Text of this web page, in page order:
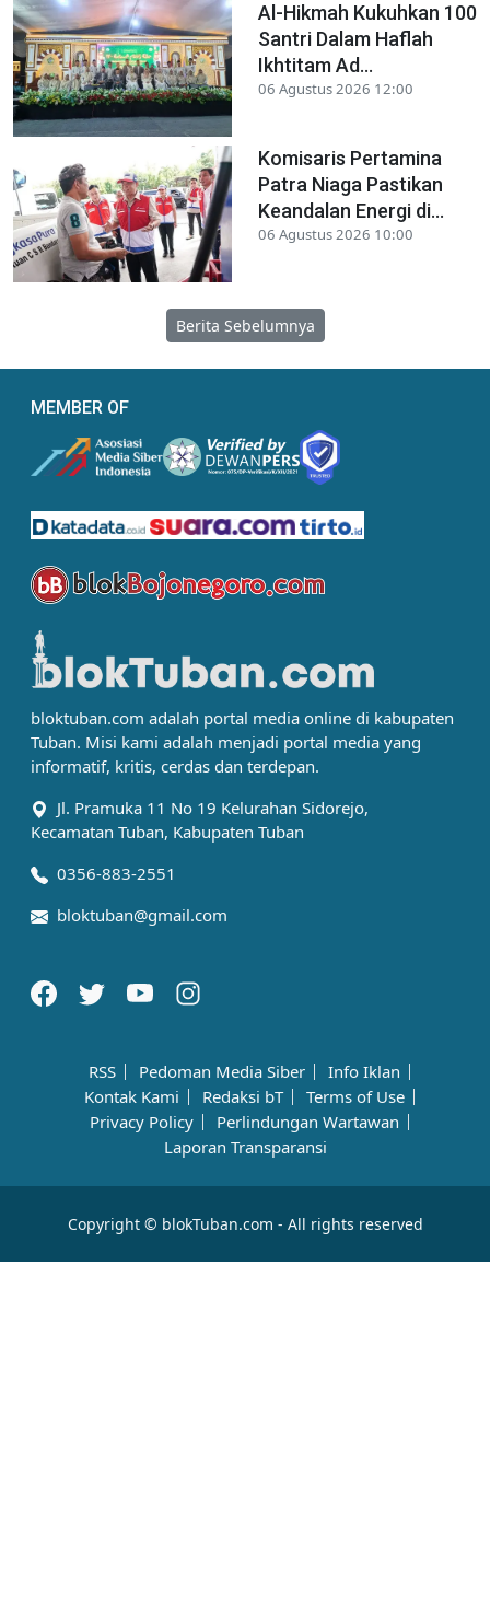
Al-Hikmah Kukuhkan 100
Santri Dalam Haflah
Ikhtitam Ad...
06 Agustus 2026 12:00
Komisaris Pertamina
Patra Niaga Pastikan
Keandalan Energi di...
06 Agustus 2026 10:00
Berita Sebelumnya
MEMBER OF
bloktuban.com adalah portal media online di kabupaten
Tuban. Misi kami adalah menjadi portal media yang
informatif, kritis, cerdas dan terdepan.
Jl. Pramuka 11 No 19 Kelurahan Sidorejo,
Kecamatan Tuban, Kabupaten Tuban
0356-883-2551
bloktuban@gmail.com
RSS Pedoman Media Siber
Info Iklan
Kontak Kami
Redaksi bT
Terms of Use
Privacy Policy
Perlindungan Wartawan
Laporan Transparansi
Copyright © blokTuban.com - All rights reserved